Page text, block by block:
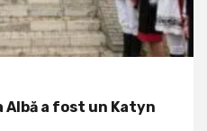
Albă a fost un Katyn